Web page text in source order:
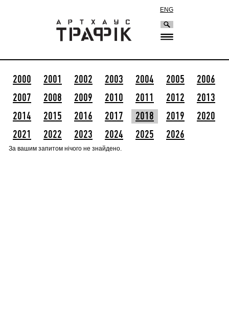
ENG
2000 2001 2002 2003 2004 2005
2006
2007
2008 2009 2010 2011 2012
2013
2014
2015 2016 2017 2018 2019
2020
2021
2022 2023 2024 2025 2026
За вашим запитом нічого не знайдено.